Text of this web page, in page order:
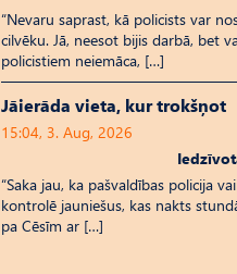
“Nevaru saprast, kā policists var
cilvēku. Jā, neesot bijis darbā, bet
policistiem neiemāca, […]
Jāierāda vieta, kur trokšņot
15:04, 3. Aug, 2026
“Saka jau, ka pašvaldības policija
kontrolē jauniešus, kas nakts
pa Cēsīm ar […]